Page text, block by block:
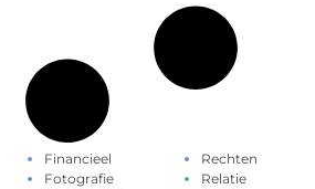
Financieel
Fotografie
Rechten
Relatie